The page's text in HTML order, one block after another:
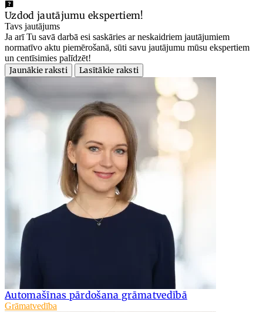
Uzdod jautājumu ekspertiem!
Tavs jautājums
Ja arī Tu savā darbā esi saskāries ar neskaidriem jautājumiem
normatīvo aktu piemērošanā, sūti savu jautājumu mūsu ekspertiem
un centīsimies palīdzēt!
Jaunākie raksti
Lasītākie raksti
Automašīnas pārdošana grāmatvedībā
Grāmatvedība